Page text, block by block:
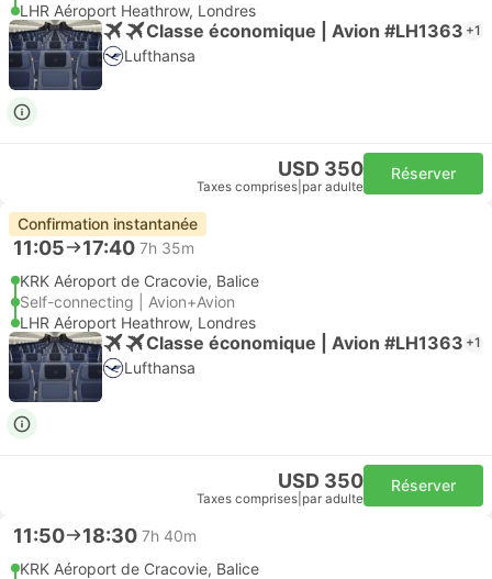
LHR Aéroport Heathrow, Londres
Classe économique | Avion #LH1363 +1
Lufthansa
USD 350
Taxes comprises par adulte
Réserver
Confirmation instantanée
11:05 17:40 7h 35m
KRK Aéroport de Cracovie, Balice
Self-connecting | Avion+Avion
LHR Aéroport Heathrow, Londres
Classe économique | Avion #LH1363 +1
Lufthansa
USD 350
Taxes comprises par adulte
Réserver
11:50 18:30 7h 40m
KRK Aéroport de Cracovie, Balice